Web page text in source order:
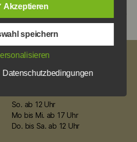
So. ab 12 Uhr
Mo bis Mi. ab 17 Uhr
Do. bis Sa. ab 12 Uhr
Akzeptieren
speichern
Datenschutzbedingungen